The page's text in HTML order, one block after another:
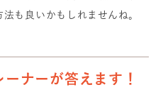
も良いかもしれませんね。
ナーが答えます！